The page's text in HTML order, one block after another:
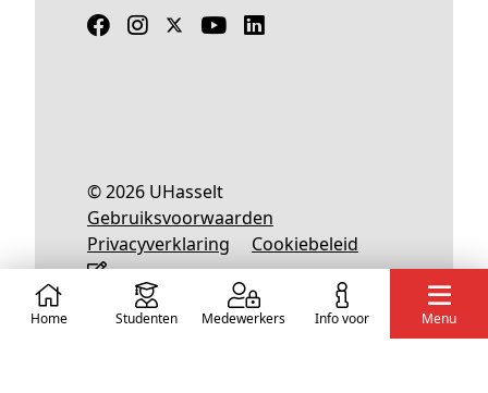
© 2026 UHasselt
Gebruiksvoorwaarden
Privacyverklaring
Cookiebeleid
Nederlands English
Home Studenten Medewerkers info voor Menu